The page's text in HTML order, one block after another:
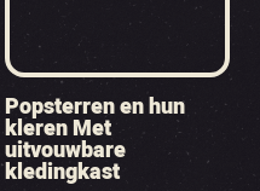
Popsterren en hun
kleren Met
uitvouwbare
kledingkast